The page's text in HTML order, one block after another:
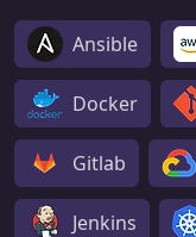
Ansible
Docker
Gitlab
Jenkins